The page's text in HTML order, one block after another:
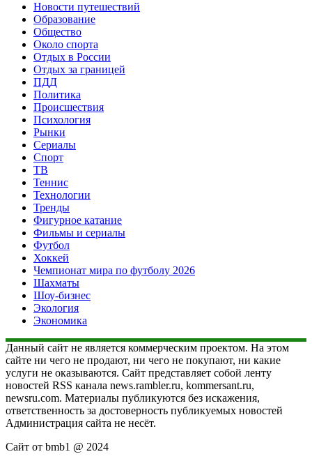
Новости путешествий
Образование
Общество
Около спорта
Отдых в России
Отдых за границей
ПДД
Политика
Происшествия
Психология
Рынки
Сериалы
Спорт
ТВ
Теннис
Технологии
Тренды
Фигурное катание
Фильмы и сериалы
Футбол
Хоккей
Чемпионат мира по футболу 2026
Шахматы
Шоу-бизнес
Экология
Экономика
Данный сайт не является коммерческим проектом. На этом
сайте ни чего не продают, ни чего не покупают, ни какие
услуги не оказываются. Сайт представляет собой ленту
новостей RSS канала news.rambler.ru, kommersant.ru,
newsru.com. Материалы публикуются без искажения,
ответственность за достоверность публикуемых новостей
Администрация сайта не несёт.
Сайт от bmb1 @ 2024